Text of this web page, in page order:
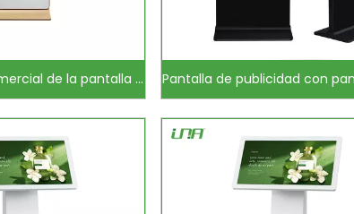
Señalización comercial de la pantalla LED del panel digital HD del hotel